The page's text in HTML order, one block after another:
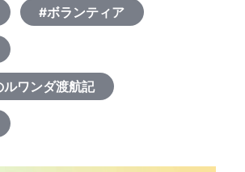
#ボランティア
ワンダ渡航記